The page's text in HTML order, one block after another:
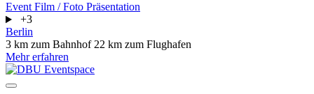
Event Film / Foto Präsentation
+3
Berlin
3 km zum Bahnhof 22 km zum Flughafen
Mehr erfahren